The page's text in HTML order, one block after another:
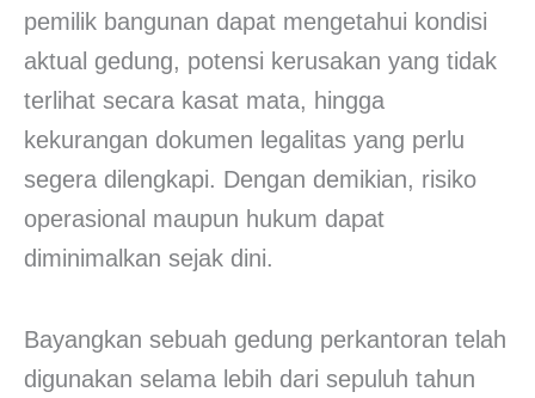
pemilik bangunan dapat mengetahui kondisi
aktual gedung, potensi kerusakan yang tidak
terlihat secara kasat mata, hingga
kekurangan dokumen legalitas yang perlu
segera dilengkapi. Dengan demikian, risiko
operasional maupun hukum dapat
diminimalkan sejak dini.
Bayangkan sebuah gedung perkantoran telah
digunakan selama lebih dari sepuluh tahun